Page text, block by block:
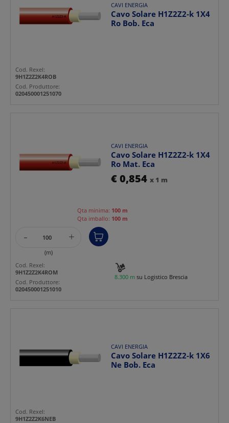
CAVI ENERGIA
Cavo Solare H1Z2Z2-k 1X4
Ro Bob. Eca
Cod. Rexel:
9H1Z2Z2K4ROB
Cod. Produttore:
020450001251070
CAVI ENERGIA
Cavo Solare H1Z2Z2-k 1X4
Ro Mat. Eca
€ 0,854 x 1 m
Qta minima: 100 m
Qta imballo: 100 m
- +
(m)
8.300 m su Logistico Brescia
Cod. Rexel:
9H1Z2Z2K4ROM
Cod. Produttore:
020450001251010
CAVI ENERGIA
Cavo Solare H1Z2Z2-k 1X6
Ne Bob. Eca
Cod. Rexel:
9H1Z2Z2K6NEB